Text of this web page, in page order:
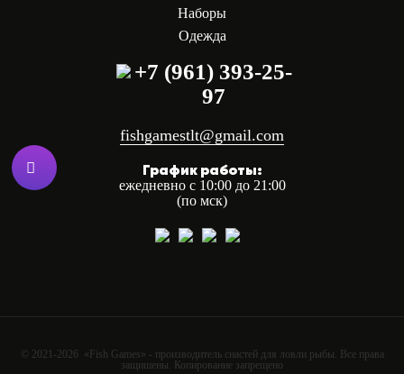
Наборы
Одежда
+7 (961) 393-25-
97
fishgamestlt@gmail.com
График работы:
ежедневно с 10:00 до 21:00
(по мск)
© 2021-2026 «Fish Games» - производитель снастей для ловли рыбы. Все права
защишены. Копирование запрещено